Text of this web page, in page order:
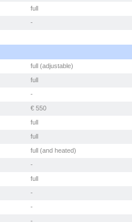
full
-
full (adjustable)
full
-
€ 550
full
full
full (and heated)
-
full
-
-